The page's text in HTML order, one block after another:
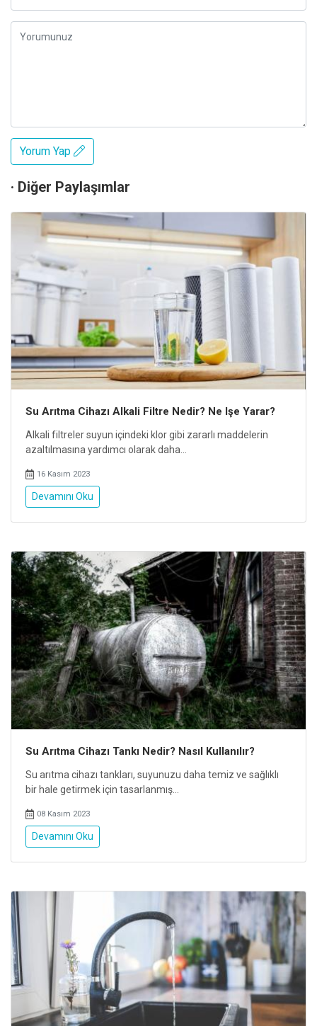
Yorum Yap
· Diğer Paylaşımlar
Su Arıtma Cihazı Alkali Filtre Nedir? Ne Işe Yarar?
Alkali filtreler suyun içindeki klor gibi zararlı maddelerin
azaltılmasına yardımcı olarak daha...
16 Kasım 2023
Devamını Oku
Su Arıtma Cihazı Tankı Nedir? Nasıl Kullanılır?
Su arıtma cihazı tankları, suyunuzu daha temiz ve sağlıklı
bir hale getirmek için tasarlanmış...
08 Kasım 2023
Devamını Oku